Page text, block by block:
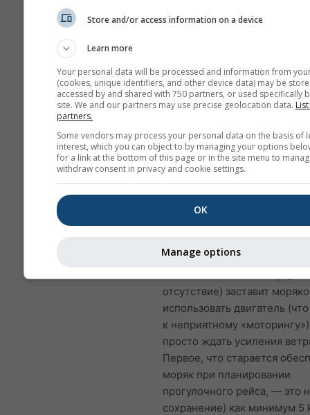
Скорость ветра от 4–5
повреждений и травм.
Значительная высота
до 2 метров; при
обстоятельствах волны
разбиваться.
Ветер
Ветер является основной
силой парусного судна и,
следовательно, первой
которую примет во
отсутствие) заставит
использовать двигатель
к неприятному
просто ждать усиления
Первое, что старается
моряк при планировании
прогулочного рейса, — это
сохранение) как минимум 5
Store and/or access information on a device
Learn more
Your personal data will be processed and information from
(cookies, unique identifiers, and other device data) may be
accessed by and shared with 750 partners, or used specifically
site. We and our partners may use precise geolocation data.
partners.
Some vendors may process your personal data on the basis of
interest, which you can object to by managing your options
for a link at the bottom of this page or in the site menu to
withdraw consent in privacy and cookie settings.
OK
Manage options